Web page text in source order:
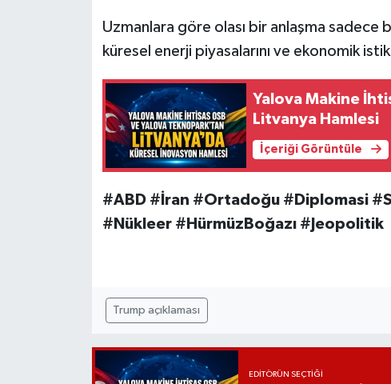
Uzmanlara göre olası bir anlaşma
küresel enerji piyasalarını ve ekonomik
Yalova Makine
Litvanya Hamlesi
İçeriği Görüntüle
#ABD #İran #Ortadoğu #Diplomasi
#Nükleer #HürmüzBoğazı #Jeopolitik
Trump açıklaması
EDITÖRÜN SEÇTIĞI